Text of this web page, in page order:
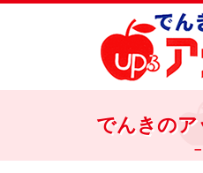
でんきの